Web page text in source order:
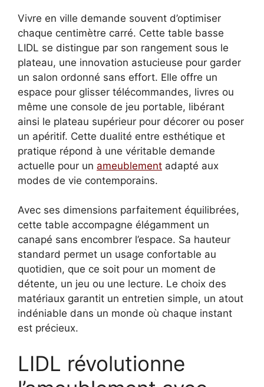
Vivre en ville demande souvent d’optimiser
chaque centimètre carré. Cette table basse
LIDL se distingue par son rangement sous le
plateau, une innovation astucieuse pour garder
un salon ordonné sans effort. Elle offre un
espace pour glisser télécommandes, livres ou
même une console de jeu portable, libérant
ainsi le plateau supérieur pour décorer ou poser
un apéritif. Cette dualité entre esthétique et
pratique répond à une véritable demande
actuelle pour un ameublement adapté aux
modes de vie contemporains.
Avec ses dimensions parfaitement équilibrées,
cette table accompagne élégamment un
canapé sans encombrer l’espace. Sa hauteur
standard permet un usage confortable au
quotidien, que ce soit pour un moment de
détente, un jeu ou une lecture. Le choix des
matériaux garantit un entretien simple, un atout
indéniable dans un monde où chaque instant
est précieux.
LIDL révolutionne